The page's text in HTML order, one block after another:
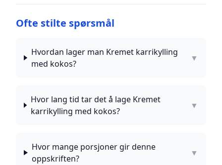
Ofte stilte spørsmål
Hvordan lager man Kremet karrikylling
med kokos?
▼
Hvor lang tid tar det å lage Kremet
karrikylling med kokos?
▼
Hvor mange porsjoner gir denne
oppskriften?
▼